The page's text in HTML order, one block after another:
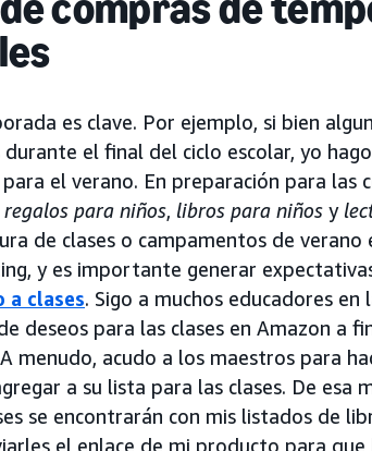
es clave. Por ejemplo, si bien
durante el final del ciclo escolar, yo
el verano. En preparación para las
regalos para niños, libros para niños y
de clases o campamentos de verano
y es importante generar
a clases. Sigo a muchos educadores
deseos para las clases en Amazon a
menudo, acudo a los maestros para
a su lista para las clases. De esa
se encontrarán con mis listados de
el enlace de mi producto para